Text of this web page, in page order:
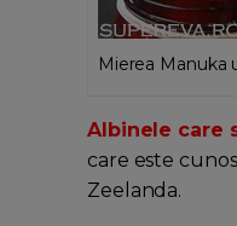
Mierea Manuka
Albinele care
care este
Zeelanda.